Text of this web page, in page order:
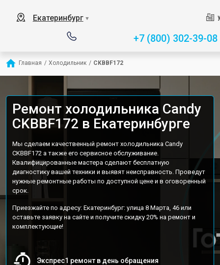
Екатеринбург ▼
+7 (800) 302-39-08
Главная / Холодильник / CKBBF172
Ремонт холодильника Candy
CKBBF172 в Екатеринбурге
Мы сделаем качественный ремонт холодильника Candy
CKBBF172 а также его сервисное обслуживание.
Квалифицированные мастера сделают бесплатную
диагностику вашей техники и выявят неисправность. Проведут
нужные ремонтные работы по доступной цене и в оговоренный
срок.
Приезжайте по адресу: Екатеринбург: улица 8 Марта, 46 или
оставьте заявку на сайте и получите скидку 20% на ремонт и
комплектующие!
Экспрес1 ремонт в день обращения